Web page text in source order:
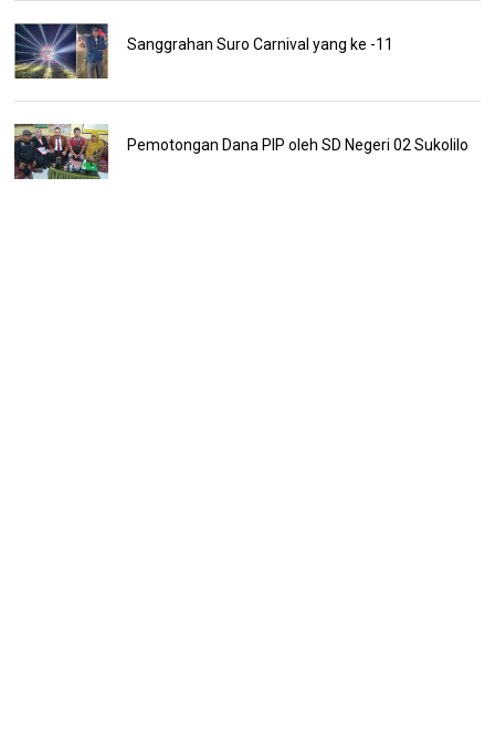
Sanggrahan Suro Carnival yang ke -11
Pemotongan Dana PIP oleh SD Negeri 02 Sukolilo